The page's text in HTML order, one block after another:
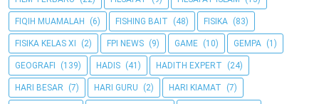
FIQIH MUAMALAH (6) FISHING BAIT (48) FISIKA (83)
FISIKA KELAS XI (2) FPI NEWS (9) GAME (10) GEMPA (1)
GEOGRAFI (139) HADIS (41) HADITH EXPERT (24)
HARI BESAR (7) HARI GURU (2) HARI KIAMAT (7)